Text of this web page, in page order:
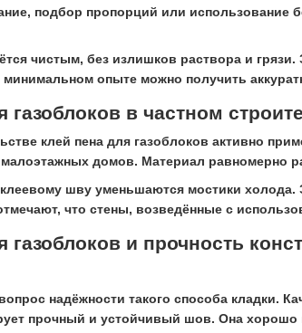
подбор пропорций или использование
чистым, без излишков раствора и
опыте можно получить
газоблоков в частном
клей пена для газоблоков активно
домов. Материал равномерно
шву уменьшаются мостики
что стены, возведённые с
газоблоков и прочность
надёжности такого способа кладки.
прочный и устойчивый шов. Она хорошо